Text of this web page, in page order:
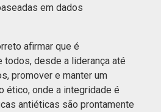
em dados
afirmar que é
desde a liderança até
promover e manter um
ético, onde a integridade é
antiéticas são prontamente